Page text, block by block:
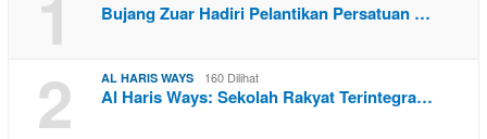
Bujang Zuar Hadiri Pelantikan Persatuan …
2 AL HARIS WAYS 160 Dilihat
Al Haris Ways: Sekolah Rakyat Terintegra…